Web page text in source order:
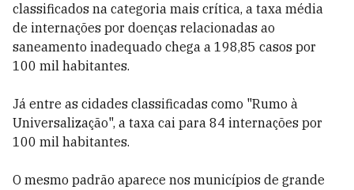
classificados na categoria mais crítica, a taxa média
de internações por doenças relacionadas ao
saneamento inadequado chega a 198,85 casos por
100 mil habitantes.
Já entre as cidades classificadas como "Rumo à
Universalização", a taxa cai para 84 internações por
100 mil habitantes.
O mesmo padrão aparece nos municípios de grande